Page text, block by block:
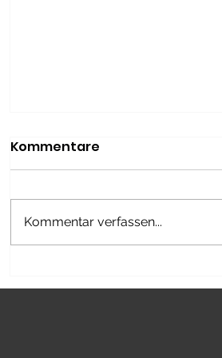
Schweizer Meister
Kommentare
Kommentar verfassen...